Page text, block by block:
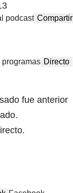
podcast Compartir
programas Directo
fue anterior